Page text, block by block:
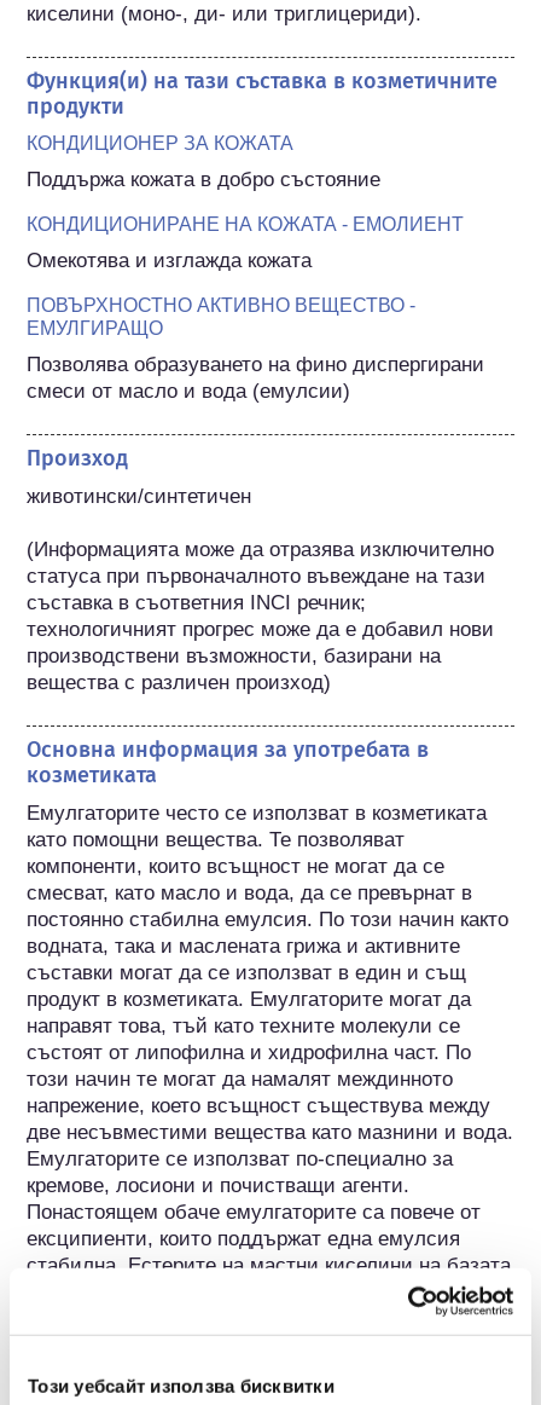
Този уебсайт използва бисквитки
киселини (моно-, ди- или триглицериди).
Функция(и) на тази съставка в козметичните
продукти
КОНДИЦИОНЕР ЗА КОЖАТА
Поддържа кожата в добро състояние
КОНДИЦИОНИРАНЕ НА КОЖАТА - ЕМОЛИЕНТ
Омекотява и изглажда кожата
ПОВЪРХНОСТНО АКТИВНО ВЕЩЕСТВО -
ЕМУЛГИРАЩО
Позволява образуването на фино диспергирани
смеси от масло и вода (емулсии)
Произход
животински/синтетичен
(Информацията може да отразява изключително
статуса при първоначалното въвеждане на тази
съставка в съответния INCI речник;
технологичният прогрес може да е добавил нови
производствени възможности, базирани на
вещества с различен произход)
Основна информация за употребата в
козметиката
Емулгаторите често се използват в козметиката
като помощни вещества. Те позволяват
компоненти, които всъщност не могат да се
смесват, като масло и вода, да се превърнат в
постоянно стабилна емулсия. По този начин както
водната, така и маслената грижа и активните
съставки могат да се използват в един и същ
продукт в козметиката. Емулгаторите могат да
направят това, тъй като техните молекули се
състоят от липофилна и хидрофилна част. По
този начин те могат да намалят междинното
напрежение, което всъщност съществува между
две несъвместими вещества като мазнини и вода.
Емулгаторите се използват по-специално за
кремове, лосиони и почистващи агенти.
Понастоящем обаче емулгаторите са повече от
ексципиенти, които поддържат една емулсия
стабилна. Естерите на мастни киселини на базата
на захар, лецитин или глицерин монодистеарат
допринасят например за подобряване на водния